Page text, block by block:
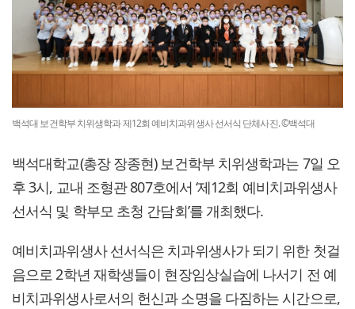
백석대 보건학부 치위생학과 제12회 예비치과위생사 선서식 단체사진. ©백석대
백석대학교(총장 장종현) 보건학부 치위생학과는 7일 오
후 3시, 교내 조형관 807호에서 ‘제12회 예비치과위생사
선서식 및 학부모 초청 간담회’를 개최했다.
예비치과위생사 선서식은 치과위생사가 되기 위한 첫걸
음으로 2학년 재학생들이 현장임상실습에 나서기 전 예
비치과위생사로서의 헌신과 소명을 다짐하는 시간으로,